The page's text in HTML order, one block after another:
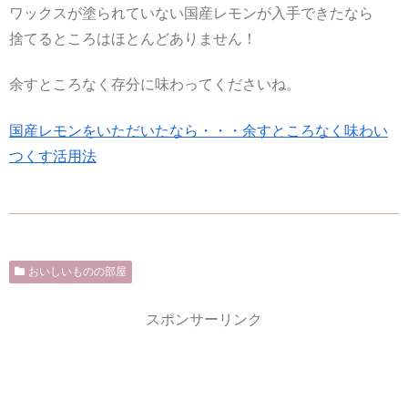
ワックスが塗られていない国産レモンが入手できたなら
捨てるところはほとんどありません！
余すところなく存分に味わってくださいね。
国産レモンをいただいたなら・・・余すところなく味わい
つくす活用法
おいしいものの部屋
スポンサーリンク